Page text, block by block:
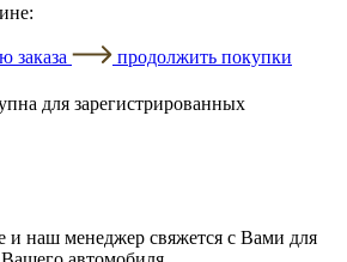
заказа
продолжить покупки
для зарегистрированных
наш менеджер свяжется с Вами для